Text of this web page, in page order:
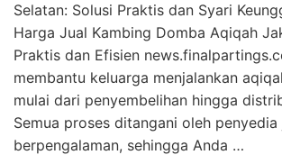
Selatan: Solusi Praktis dan Syari
Harga Jual Kambing Domba Aqiqah
Praktis dan Efisien
membantu keluarga menjalankan
mulai dari penyembelihan hingga
Semua proses ditangani oleh penyedia
berpengalaman, sehingga Anda …